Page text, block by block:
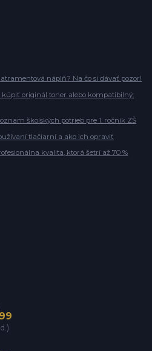
náplň? Na čo si dávať pozor!
originál toner alebo kompatibilný:
školských potrieb pre 1. ročník ZŠ
tlačiarní a ako ich opraviť
kvalita, ktorá šetrí až 70 %